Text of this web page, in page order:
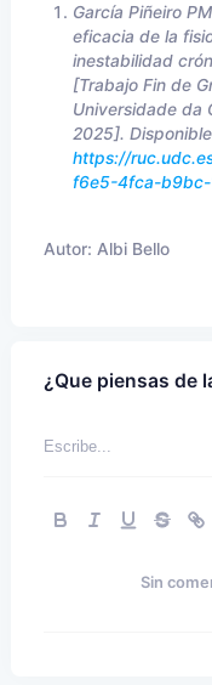
García Piñeiro
eficacia de la
inestabilidad
[Trabajo Fin de
Universidade da
2025].
https://
f6e5-4fca-
Autor: Albi Bello
¿Que piensas de
Sin